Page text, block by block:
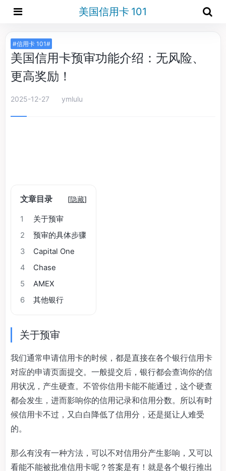
美国信用卡 101
#信用卡 101#
美国信用卡预审功能介绍：无风险、
更高奖励！
2025-12-27 ymlulu
文章目录 [隐藏]
1
关于预审
2
预审的具体步骤
3
Capital One
4
Chase
5
AMEX
6
其他银行
关于预审
我们通常申请信用卡的时候，都是直接在各个银行信用卡
对应的申请页面提交。一般提交后，银行都会查询你的信
用状况，产生硬查。不管你信用卡能不能通过，这个硬查
都会发生，进而影响你的信用记录和信用分数。所以有时
候信用卡不过，又白白降低了信用分，还是挺让人难受
的。
那么有没有一种方法，可以不对信用分产生影响，又可以
看能不能被批准信用卡呢？答案是有！就是各个银行推出